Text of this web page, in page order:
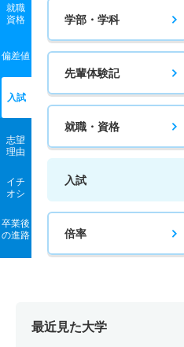
就職
資格
偏差値
入試
志望
理由
イチ
オシ
卒業後
の進路
学部・学科
先輩体験記
就職・資格
入試
倍率
最近見た大学